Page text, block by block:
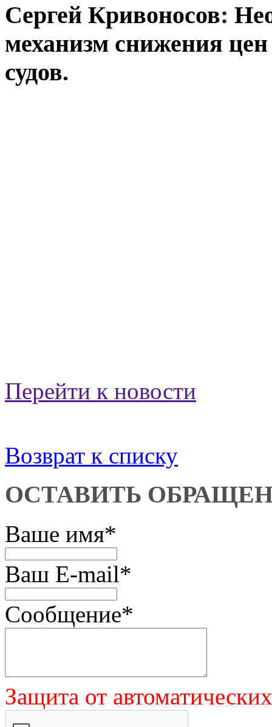
Сергей Кривоносов:
механизм снижения
судов.
Перейти к новости
Возврат к списку
ОСТАВИТЬ
Ваше имя*
Ваш E-mail*
Сообщение*
Защита от